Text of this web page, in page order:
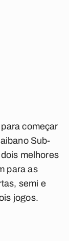
começar
Sub-
melhores
para as
semi e
jogos.